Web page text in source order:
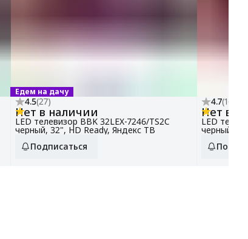
Едем на дачу
4.5(27)
Нет в наличии
LED телевизор BBK 32LEX-7246/TS2C
черный, 32", HD Ready, Яндекс ТВ
Подписаться
4.7(16
Нет в
LED
черный,